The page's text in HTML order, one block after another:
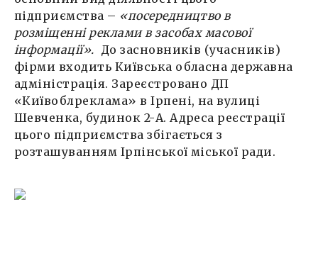
підприємства – «посередництво в
розміщенні реклами в засобах масової
інформації». До засновників (учасників)
фірми входить Київська обласна державна
адміністрація. Зареєстровано ДП
«Київоблреклама» в Ірпені, на вулиці
Шевченка, будинок 2-А. Адреса реєстрації
цього підприємства збігається з
розташуванням Ірпінської міської ради.